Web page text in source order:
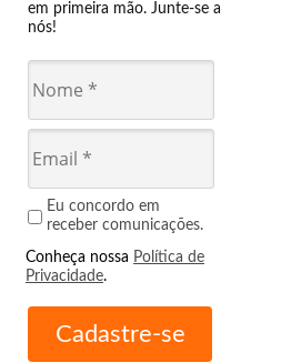
em primeira mão. Junte-se a
nós!
Eu concordo em
receber comunicações.
Conheça nossa Política de
Privacidade.